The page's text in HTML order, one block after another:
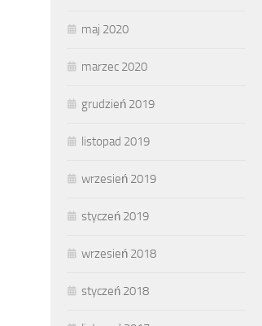
maj 2020
marzec 2020
grudzień 2019
listopad 2019
wrzesień 2019
styczeń 2019
wrzesień 2018
styczeń 2018